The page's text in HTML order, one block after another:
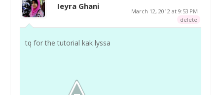
Ieyra Ghani
March 12, 2012 at 9:53 PM
delete
tq for the tutorial kak lyssa